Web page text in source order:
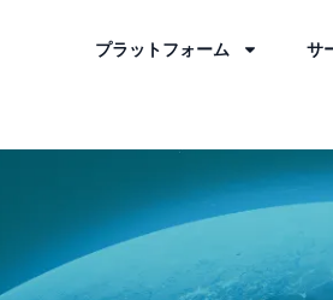
プラットフォーム サ